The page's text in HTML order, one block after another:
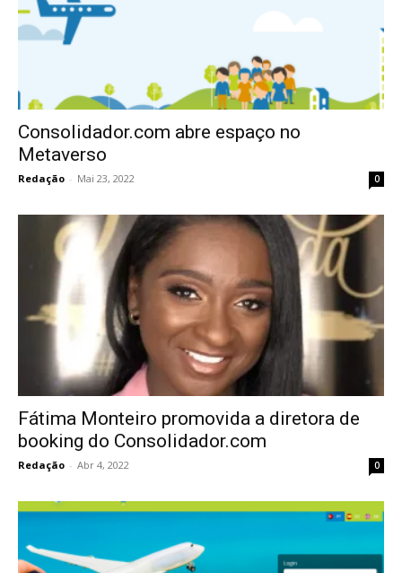
Consolidador.com abre espaço no
Metaverso
Redação - Mai 23, 2022 0
Fátima Monteiro promovida a diretora de
booking do Consolidador.com
Redação - Abr 4, 2022 0